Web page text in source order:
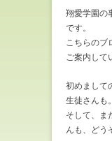
翔愛学園の
です。
こちらのブ
ご案内して
初めまして
生徒さんも。
そして、ま
んも、どう